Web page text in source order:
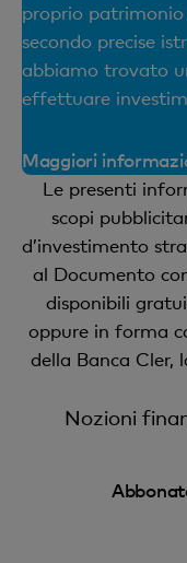
(*con il conto
nell'E-Banking è
d’investimento.)
La Soluzione
gratuitamente
proprio patrimonio
secondo precise
abbiamo trovato
effettuare
Maggiori
Le presenti
scopi
d’investimento
al Documento
disponibili
oppure in forma
della Banca Cler,
Nozioni